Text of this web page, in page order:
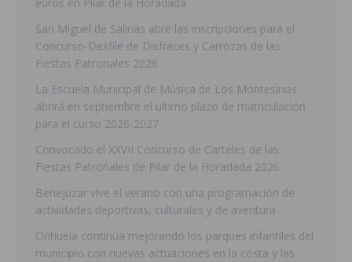
San Miguel de Salinas abre las inscripciones para el
Concurso-Desfile de Disfraces y Carrozas de las
Fiestas Patronales 2026
La Escuela Municipal de Música de Los Montesinos
abrirá en septiembre el último plazo de matriculación
para el curso 2026-2027
Convocado el XXVII Concurso de Carteles de las
Fiestas Patronales de Pilar de la Horadada 2026
Benejúzar vive el verano con una programación de
actividades deportivas, culturales y de aventura
Orihuela continúa mejorando los parques infantiles del
municipio con nuevas actuaciones en la costa y las